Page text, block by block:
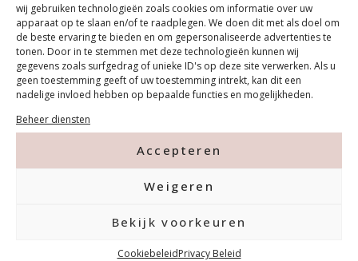
wij gebruiken technologieën zoals cookies om informatie over uw
apparaat op te slaan en/of te raadplegen. We doen dit met als doel om
de beste ervaring te bieden en om gepersonaliseerde advertenties te
tonen. Door in te stemmen met deze technologieën kunnen wij
gegevens zoals surfgedrag of unieke ID's op deze site verwerken. Als u
geen toestemming geeft of uw toestemming intrekt, kan dit een
nadelige invloed hebben op bepaalde functies en mogelijkheden.
Beheer diensten
Accepteren
Weigeren
Bekijk voorkeuren
CookiebeleidPrivacy Beleid
Tanthofdreef 7 2623 EW Delft